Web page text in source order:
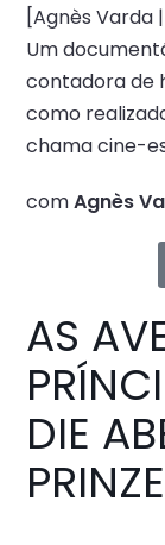
[Agnès Varda |
Um
contadora de
como
chama cine-
comAgnès
AS
DIE